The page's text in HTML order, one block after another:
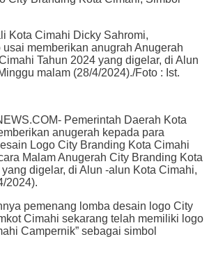
Kota Cimahi Dicky Sahromi,
memberikan anugrah Anugerah
Tahun 2024 yang digelar, di Alun
malam (28/4/2024)./Foto : Ist.
Pemerintah Daerah Kota
anugerah kepada para
Logo City Branding Kota Cimahi
Malam Anugerah City Branding Kota
digelar, di Alun -alun Kota Cimahi,
2024).
pemenang lomba desain logo City
Cimahi sekarang telah memiliki logo
Campernik” sebagai simbol